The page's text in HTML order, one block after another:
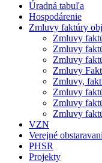
Úradná tabuľa
Hospodárenie
Zmluvy faktúry
Zmluvy
Zmluvy
Zmluvy
Zmluvy
Zmluvy,
Zmluvy
Zmluvy
Zmluvy
VZN
Verejné
PHSR
Projekty